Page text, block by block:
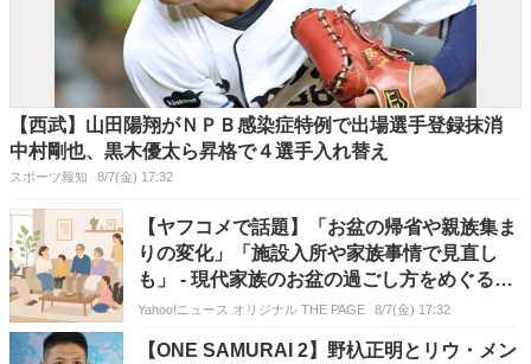
【西武】山田陽翔がＮＰＢ感染症特例で出場選手登録抹消
中村剛也、黒木優太ら昇格で４選手入れ替え
スポーツ報知 8/7(金) 17:32
【ヤフコメで話題】「お盆の帰省や親族集ま
りの変化」「施設入所や家族事情で見直し
も」 - 現代家族のお盆の過ごし方をめぐる意
見
Yahoo!ニュース オリジナル THE PAGE 8/7(金) 17:32
【ONE SAMURAI 2】野杁正明とリウ・メン